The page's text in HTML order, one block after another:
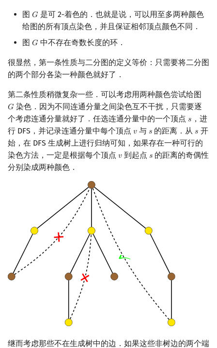
Main–Lorentz 算法 数论分块
莫比乌斯反演
杜教筛
Powerful Number 筛
Min_25 筛
洲阁筛
Meissel–Lehmer 算法
连分数
Stern–Brocot 树与 Farey
二次域
Pell 方程
杨氏矩阵
拟阵
Berlekamp–Massey 算法
析合树
PQ 树
手指树
霍夫曼树
图 𝐺
G 是可 2‑着色的．也就是说，可以用至多两种颜色
给图的所有顶点染色，并且保证相邻顶点颜色不同．
图 𝐺
G 中不存在奇数长度的环．
很显然，第一条性质与二分图的定义等价：只需要将二分图
的两个部分各染一种颜色就好了．
第二条性质稍微复杂一些．可以考虑用两种颜色尝试给图
𝐺
G 染色．因为不同连通分量之间染色互不干扰，只需要逐
个考虑连通分量就好了．任选连通分量中的一个顶点 𝑠
s ，进
行 DFS，并记录连通分量中每个顶点 𝑣
v与 𝑠
s 的距离．从 𝑠
s 开
始，在 DFS 生成树上进行归纳可知，如果存在一种可行的
染色方法，一定是根据每个顶点 𝑣
v到起点 𝑠
s 的距离的奇偶性
分别染成两种颜色．
继而考虑那些不在生成树中的边．如果这些非树边的两个端